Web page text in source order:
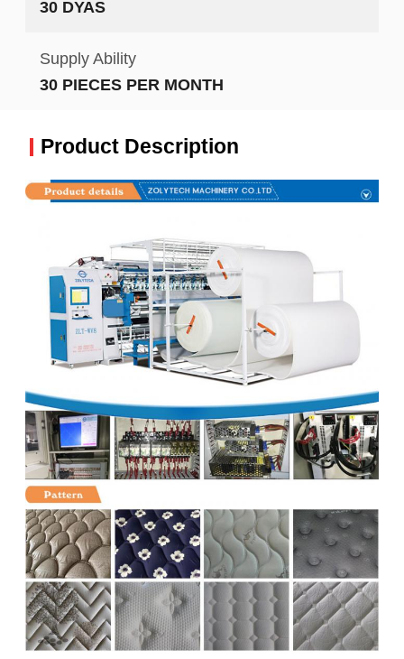
30 DYAS
Supply Ability
30 PIECES PER MONTH
Product Description